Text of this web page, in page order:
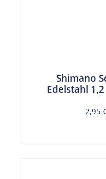
Shimano
Edelstahl
2,95